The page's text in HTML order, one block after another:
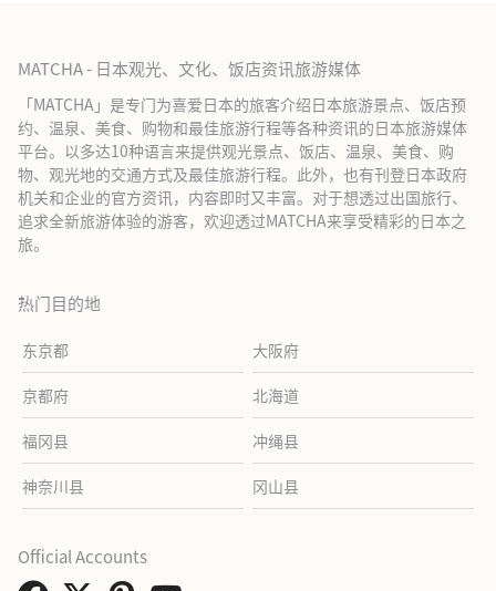
MATCHA - 日本观光、文化、饭店资讯旅游媒体
「MATCHA」是专门为喜爱日本的旅客介绍日本旅游景点、饭店预
约、温泉、美食、购物和最佳旅游行程等各种资讯的日本旅游媒体
平台。以多达10种语言来提供观光景点、饭店、温泉、美食、购
物、观光地的交通方式及最佳旅游行程。此外，也有刊登日本政府
机关和企业的官方资讯，内容即时又丰富。对于想透过出国旅行、
追求全新旅游体验的游客，欢迎透过MATCHA来享受精彩的日本之
旅。
热门目的地
东京都 大阪府
京都府 北海道
福冈县 冲绳县
神奈川县 冈山县
Official Accounts